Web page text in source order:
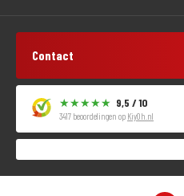
Contact
9,5 / 10
3417 beoordelingen op KiyOh.nl